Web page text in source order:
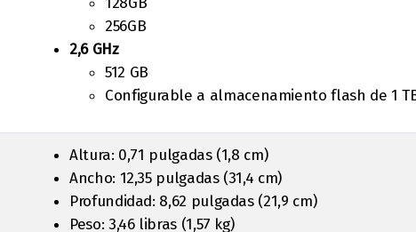
256GB
2,6 GHz
512 GB
Configurable a almacenamiento flash de 1
Altura: 0,71 pulgadas (1,8 cm)
Ancho: 12,35 pulgadas (31,4 cm)
Profundidad: 8,62 pulgadas (21,9 cm)
Peso: 3,46 libras (1,57 kg)